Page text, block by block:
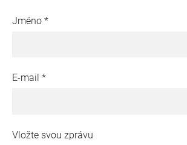
Jméno *
E-mail *
Vložte svou zprávu